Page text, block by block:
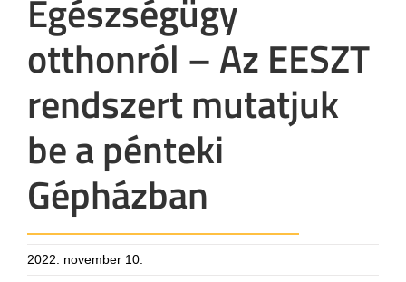
Egészségügy
otthonról – Az EESZT
rendszert mutatjuk
be a pénteki
Gépházban
2022. november 10.